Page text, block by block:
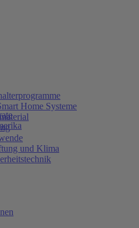
Home Systeme
und Klima